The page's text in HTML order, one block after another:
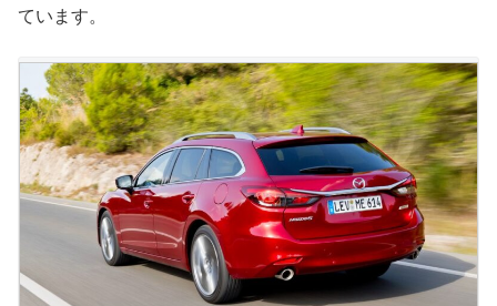
ています。